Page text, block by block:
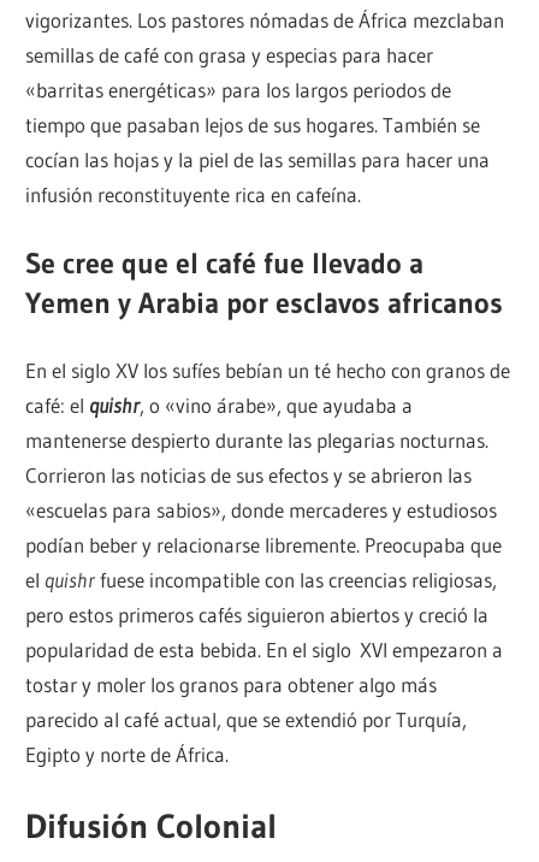
vigorizantes. Los pastores nómadas de África mezclaban
semillas de café con grasa y especias para hacer
«barritas energéticas» para los largos periodos de
tiempo que pasaban lejos de sus hogares. También se
cocían las hojas y la piel de las semillas para hacer una
infusión reconstituyente rica en cafeína.
Se cree que el café fue llevado a
Yemen y Arabia por esclavos africanos
En el siglo XV los sufíes bebían un té hecho con granos de
café: el quishr, o «vino árabe», que ayudaba a
mantenerse despierto durante las plegarias nocturnas.
Corrieron las noticias de sus efectos y se abrieron las
«escuelas para sabios», donde mercaderes y estudiosos
podían beber y relacionarse libremente. Preocupaba que
el quishrfuese incompatible con las creencias religiosas,
pero estos primeros cafés siguieron abiertos y creció la
popularidad de esta bebida. En el siglo XVI empezaron a
tostar y moler los granos para obtener algo más
parecido al café actual, que se extendió por Turquía,
Egipto y norte de África.
Difusión Colonial